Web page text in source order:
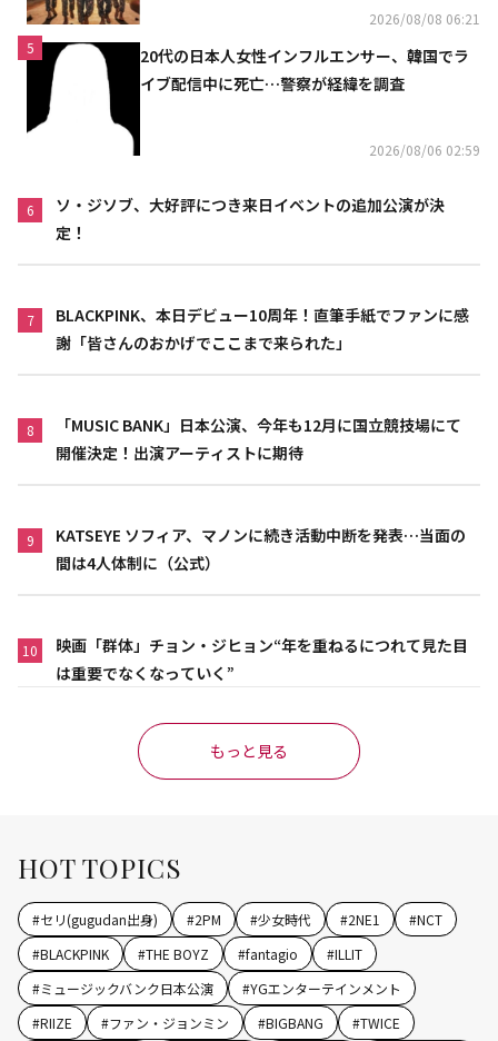
2026/08/08 06:21
5
20代の日本人女性インフルエンサー、韓国でラ
イブ配信中に死亡…警察が経緯を調査
2026/08/06 02:59
6
ソ・ジソブ、大好評につき来日イベントの追加公演が決
定！
7
BLACKPINK、本日デビュー10周年！直筆手紙でファンに感
謝「皆さんのおかげでここまで来られた」
8
「MUSIC BANK」日本公演、今年も12月に国立競技場にて
開催決定！出演アーティストに期待
9
KATSEYE ソフィア、マノンに続き活動中断を発表…当面の
間は4人体制に（公式）
10
映画「群体」チョン・ジヒョン“年を重ねるにつれて見た目
は重要でなくなっていく”
もっと見る
HOT TOPICS
#セリ(gugudan出身) #2PM #少女時代 #2NE1 #NCT
#BLACKPINK #THE BOYZ #fantagio #ILLIT
#ミュージックバンク日本公演 #YGエンターテインメント
#RIIZE #ファン・ジョンミン #BIGBANG #TWICE